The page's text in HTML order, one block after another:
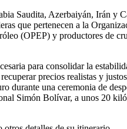
Saudita, Azerbaiyán, Irán y
que pertenecen a la
(OPEP) y productores de
para consolidar la
precios realistas y
durante una ceremonia de
Simón Bolívar, a unos 20